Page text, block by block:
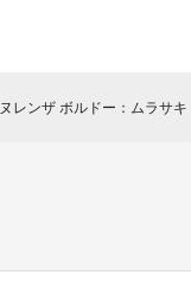
ヌレンザ ボルドー：ムラサ